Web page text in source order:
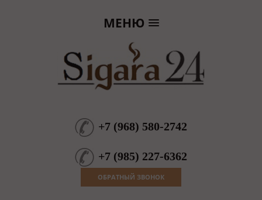
МЕНЮ
+7 (968) 580-2742
+7 (985) 227-6362
ОБРАТНЫЙ ЗВОНОК